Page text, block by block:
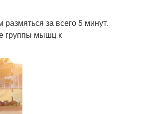
за всего 5 минут.
группы мышц к